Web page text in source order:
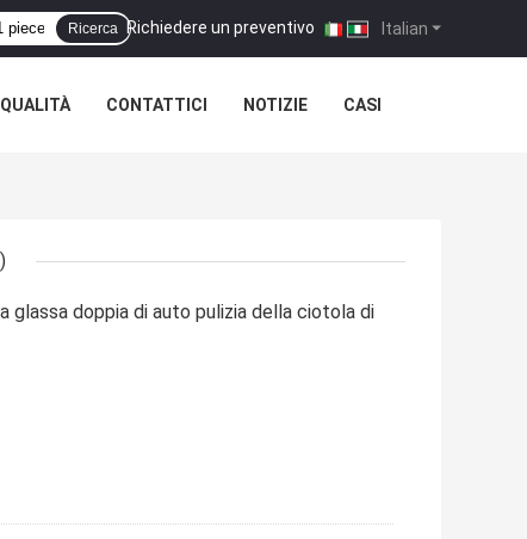
Italian
Richiedere un preventivo |
Ricerca
CONTATTICI NOTIZIE CASI
glassa doppia di auto pulizia della ciotola di